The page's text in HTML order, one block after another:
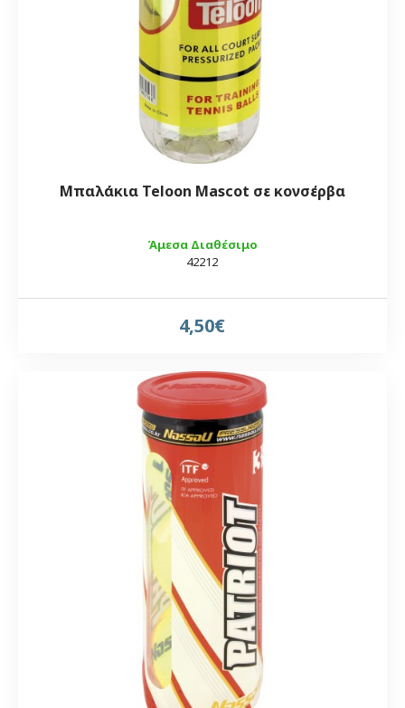
Άμεσα Διαθέσιμο
42212
Μπαλάκια Teloon Mascot σε κονσέρβα
4,50€